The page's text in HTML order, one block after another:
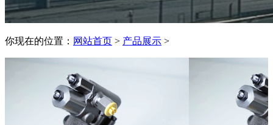
你现在的位置： 网站首页 > 产品展示 >